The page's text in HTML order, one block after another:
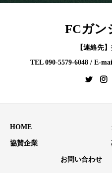
FCガン
【連絡先
TEL 090-5579-6048 / E-
HOME
協賛企業
お問い合わせ